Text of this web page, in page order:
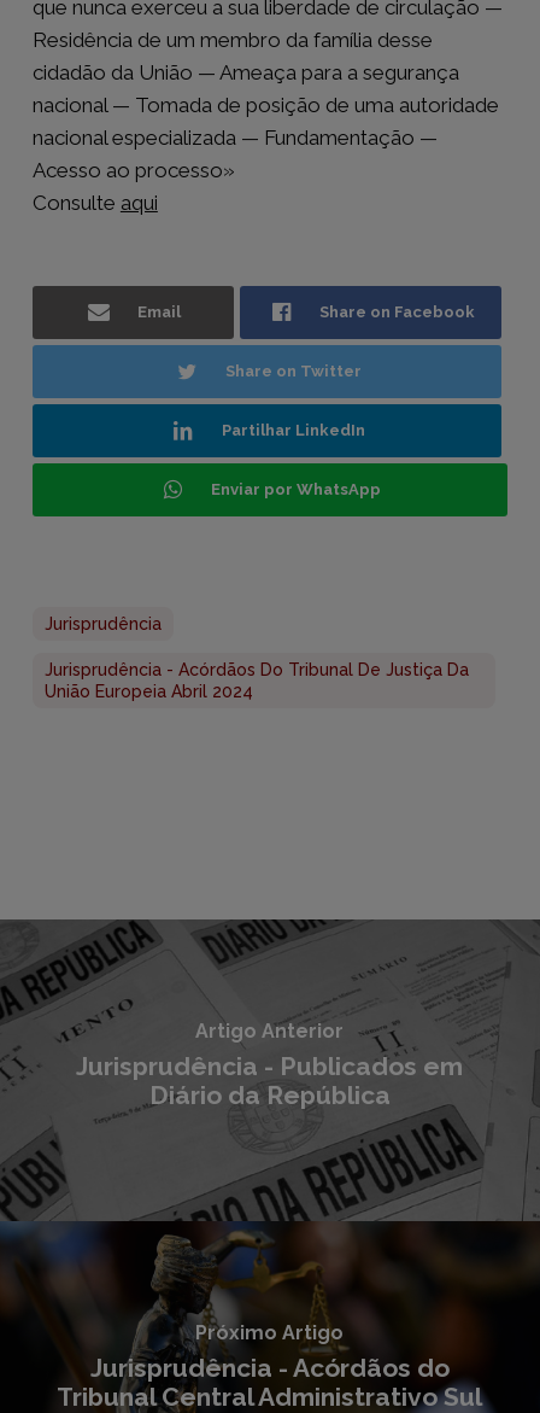
que nunca exerceu a sua liberdade de circulação —
Residência de um membro da família desse
cidadão da União — Ameaça para a segurança
nacional — Tomada de posição de uma autoridade
nacional especializada — Fundamentação —
Acesso ao processo»
Consulte aqui
Email Share on Facebook
Share on Twitter
Partilhar LinkedIn
Enviar por WhatsApp
Jurisprudência
Jurisprudência - Acórdãos Do Tribunal De Justiça Da
União Europeia Abril 2024
Artigo Anterior
Jurisprudência - Publicados em
Diário da República
Próximo Artigo
Jurisprudência - Acórdãos do
Tribunal Central Administrativo Sul